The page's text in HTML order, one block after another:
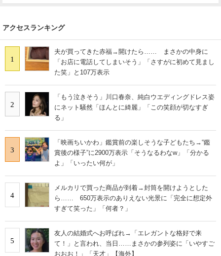
アクセスランキング
1
夫が買ってきた赤福→開けたら…… まさかの中身に
「お店に電話してしまいそう」「さすがに初めて見まし
た笑」と107万表示
2
「もう泣きそう」川口春奈、純白ウエディングドレス姿
にネット騒然「ほんとに綺麗」「この笑顔が切なすぎ
る」
3
「映画ちいかわ」鑑賞前の楽しそうな子どもたち→“鑑
賞後の様子”に2900万表示「そうなるわなw」「分かる
よ」「いったい何が」
4
メルカリで買った商品が到着→封筒を開けようとした
ら…… 650万表示のありえない光景に「完全に想定外
すぎて笑った」「何者？」
5
友人の結婚式へお呼ばれ→「エレガントな格好で来
て！」と言われ、当日……まさかの参列姿に「いやすご
おおお！」「天才」【海外】